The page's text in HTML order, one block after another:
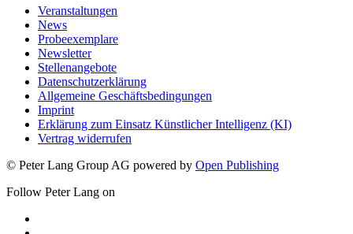
Veranstaltungen
News
Probeexemplare
Newsletter
Stellenangebote
Datenschutzerklärung
Allgemeine Geschäftsbedingungen
Imprint
Erklärung zum Einsatz Künstlicher Intelligenz (KI)
Vertrag widerrufen
© Peter Lang Group AG powered by Open Publishing
Follow Peter Lang on